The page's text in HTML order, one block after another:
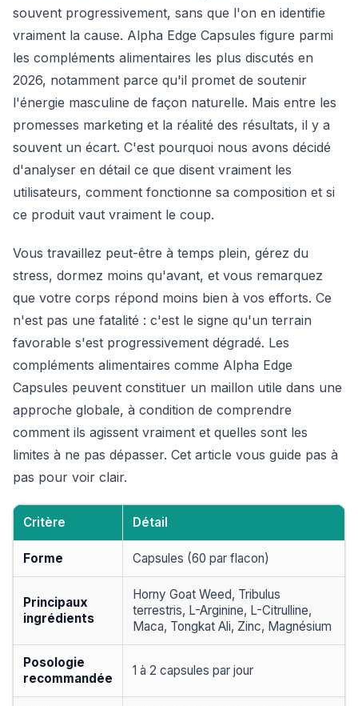
souvent progressivement, sans que l'on en identifie
vraiment la cause. Alpha Edge Capsules figure parmi
les compléments alimentaires les plus discutés en
2026, notamment parce qu'il promet de soutenir
l'énergie masculine de façon naturelle. Mais entre les
promesses marketing et la réalité des résultats, il y a
souvent un écart. C'est pourquoi nous avons décidé
d'analyser en détail ce que disent vraiment les
utilisateurs, comment fonctionne sa composition et si
ce produit vaut vraiment le coup.
Vous travaillez peut-être à temps plein, gérez du
stress, dormez moins qu'avant, et vous remarquez
que votre corps répond moins bien à vos efforts. Ce
n'est pas une fatalité : c'est le signe qu'un terrain
favorable s'est progressivement dégradé. Les
compléments alimentaires comme Alpha Edge
Capsules peuvent constituer un maillon utile dans une
approche globale, à condition de comprendre
comment ils agissent vraiment et quelles sont les
limites à ne pas dépasser. Cet article vous guide pas à
pas pour voir clair.
Critère Détail
Forme Capsules (60 par flacon)
Principaux
ingrédients
Horny Goat Weed, Tribulus
terrestris, L-Arginine, L-Citrulline,
Maca, Tongkat Ali, Zinc, Magnésium
Posologie
recommandée
1 à 2 capsules par jour